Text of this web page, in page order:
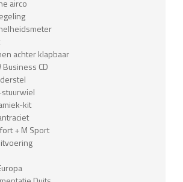
airco
achter klapbaar
CD
kit
+ M Sport